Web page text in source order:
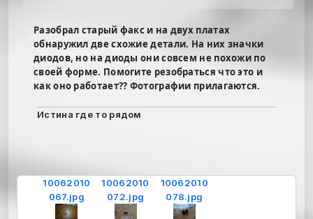
Разобрал старый факс и на двух платах
обнаружил две схожие детали. На них значки
диодов, но на диоды они совсем не похожи по
своей форме. Помогите резобраться что это и
как оно работает?? Фотографии прилагаются.
Истина где то рядом
10062010
067.jpg
10062010
072.jpg
10062010
078.jpg